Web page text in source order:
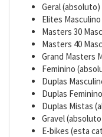
Geral (absoluto)
Elites Masculino
Masters 30
Masters 40
Grand Masters
Feminino
Duplas
Duplas
Duplas Mistas
Gravel
E-bikes (esta